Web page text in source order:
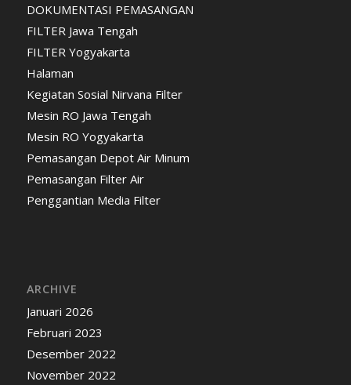
DOKUMENTASI PEMASANGAN
FILTER Jawa Tengah
FILTER Yogyakarta
Halaman
Kegiatan Sosial Nirvana Filter
Mesin RO Jawa Tengah
Mesin RO Yogyakarta
Pemasangan Depot Air Minum
Pemasangan Filter Air
Penggantian Media Filter
ARCHIVE
Januari 2026
Februari 2023
Desember 2022
November 2022